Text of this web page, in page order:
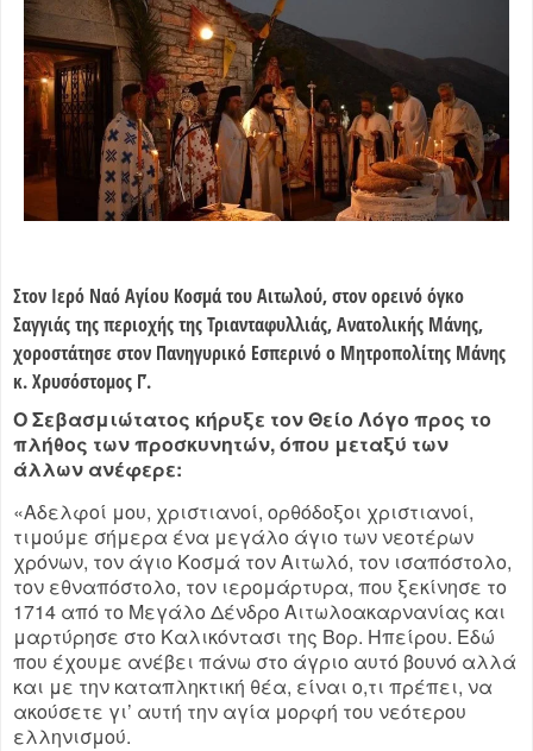
Στον Ιερό Ναό Αγίου Κοσμά του Αιτωλού, στον ορεινό όγκο
Σαγγιάς της περιοχής της Τριανταφυλλιάς, Ανατολικής Μάνης,
χοροστάτησε στον Πανηγυρικό Εσπερινό ο Μητροπολίτης Μάνης
κ. Χρυσόστομος Γ’.
Ο Σεβασμιώτατος κήρυξε τον Θείο Λόγο προς το
πλήθος των προσκυνητών, όπου μεταξύ των
άλλων ανέφερε:
«Αδελφοί μου, χριστιανοί, ορθόδοξοι χριστιανοί,
τιμούμε σήμερα ένα μεγάλο άγιο των νεοτέρων
χρόνων, τον άγιο Κοσμά τον Αιτωλό, τον ισαπόστολο,
τον εθναπόστολο, τον ιερομάρτυρα, που ξεκίνησε το
1714 από το Μεγάλο Δένδρο Αιτωλοακαρνανίας και
μαρτύρησε στο Καλικόντασι της Βορ. Ηπείρου. Εδώ
που έχουμε ανέβει πάνω στο άγριο αυτό βουνό αλλά
και με την καταπληκτική θέα, είναι ο,τι πρέπει, να
ακούσετε γι’ αυτή την αγία μορφή του νεότερου
ελληνισμού.